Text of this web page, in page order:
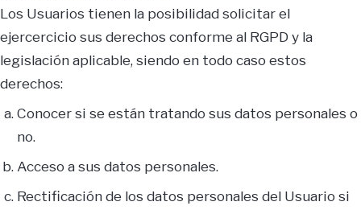
Los Usuarios tienen la posibilidad solicitar el
ejercercicio sus derechos conforme al RGPD y la
legislación aplicable, siendo en todo caso estos
derechos:
Conocer si se están tratando sus datos personales o
no.
Acceso a sus datos personales.
Rectificación de los datos personales del Usuario si